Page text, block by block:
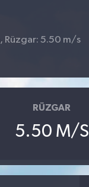
Rüzgar: 5.50 m/s
RÜZGAR
5.50 M/S